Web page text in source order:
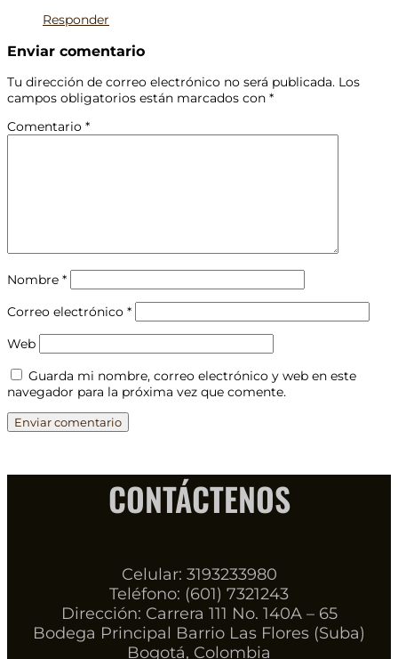
Responder
Enviar comentario
Tu dirección de correo electrónico no será publicada. Los
campos obligatorios están marcados con *
Comentario *
Nombre *
Correo electrónico *
Web
Guarda mi nombre, correo electrónico y web en este
navegador para la próxima vez que comente.
CONTÁCTENOS
Celular: 3193233980
Teléfono: (601) 7321243
Dirección: Carrera 111 No. 140A – 65
Bodega Principal Barrio Las Flores (Suba)
Bogotá, Colombia